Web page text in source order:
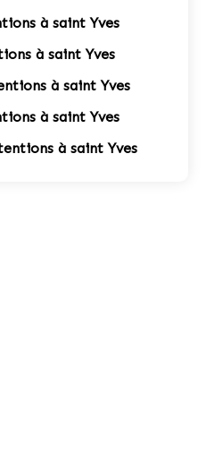
à saint Yves
à saint Yves
à saint Yves
à saint Yves
à saint Yves